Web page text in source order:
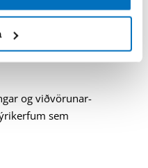
og viðvörunar-
sem